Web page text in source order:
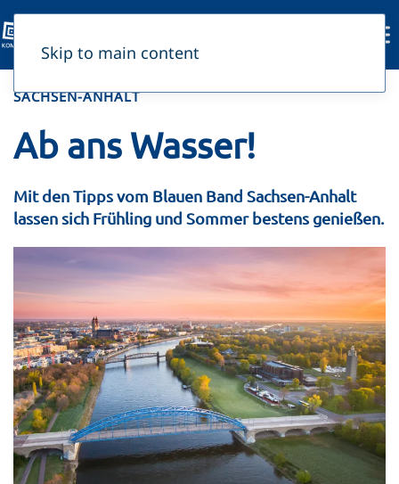
Skip to main content
SACHSEN-ANHALT
Ab ans Wasser!
Mit den Tipps vom Blauen Band Sachsen-Anhalt
lassen sich Frühling und Sommer bestens genießen.